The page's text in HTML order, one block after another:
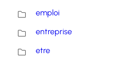
emploi
entreprise
etre